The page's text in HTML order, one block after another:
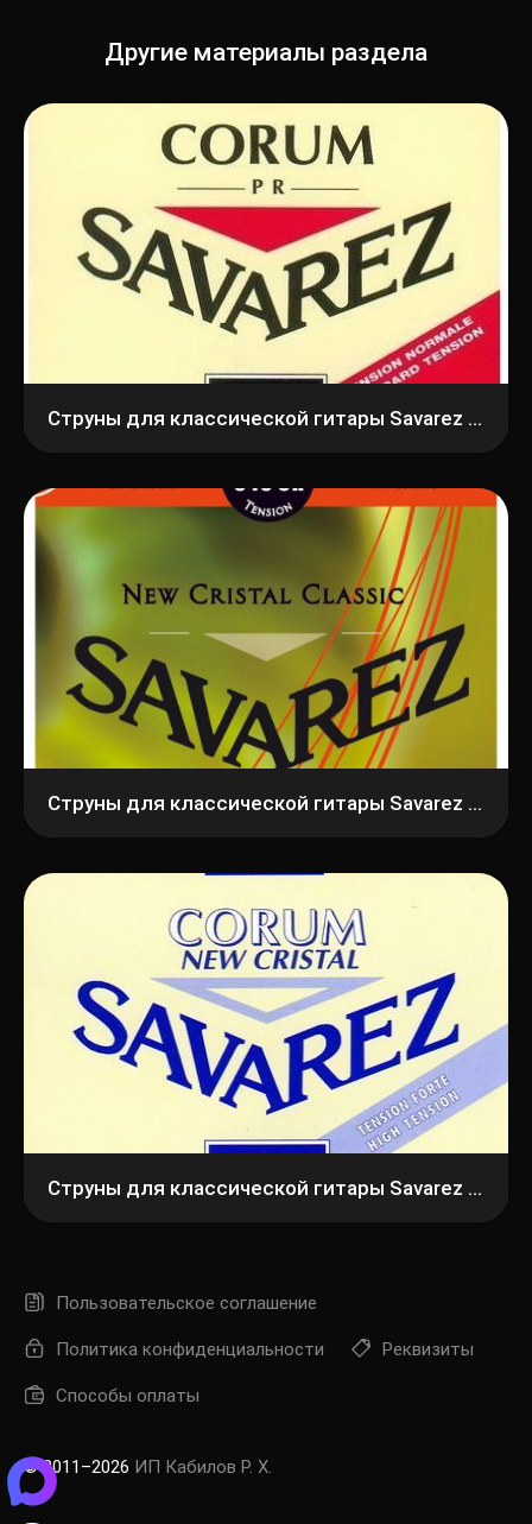
Другие материалы раздела
Струны для классической гитары Savarez 500PR
Струны для классической гитары Savarez 540 CR
Струны для классической гитары Savarez 500CJ
Пользовательское соглашение
Политика конфиденциальности Реквизиты
Способы оплаты
© 2011–2026 ИП Кабилов Р. Х.